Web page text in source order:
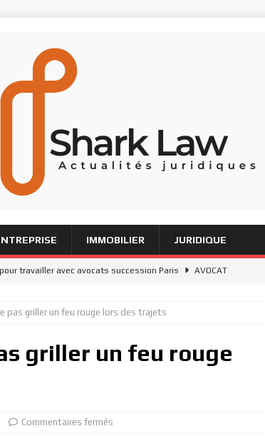
IMMOBILIER JURIDIQUE
travailler avec avocats succession Paris AVOCAT
: exemples pratiques pour les avocats
d’engager avocats succession Paris pour votre héritage
pas griller un feu rouge lors des trajets
griller un feu rouge
Commentaires fermés